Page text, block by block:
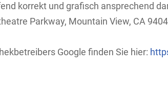
korrekt und grafisch ansprechend
Parkway, Mountain View, CA
Google finden Sie hier: